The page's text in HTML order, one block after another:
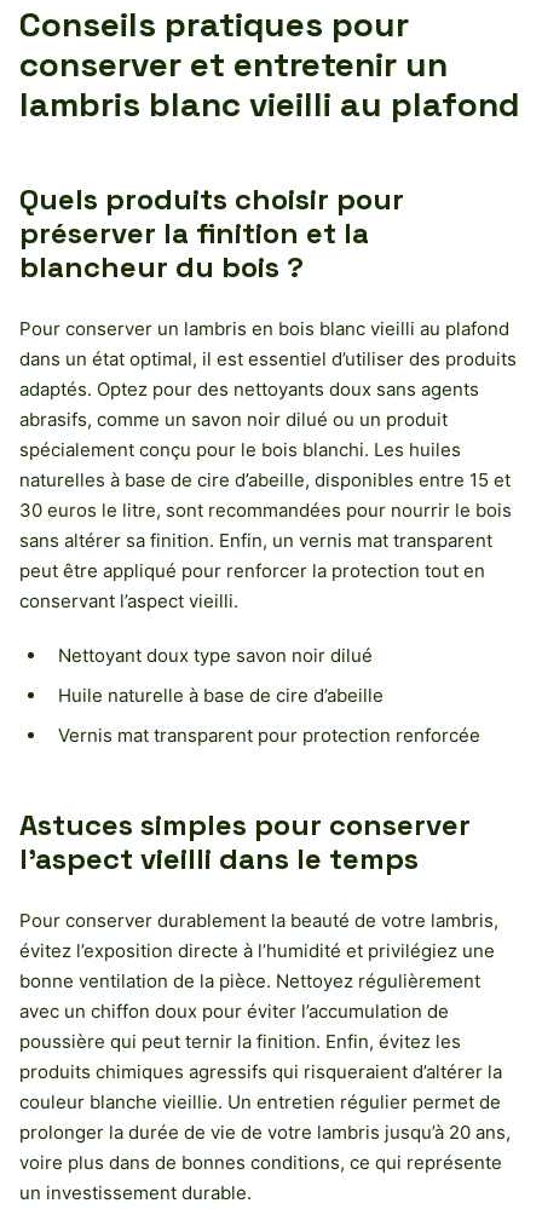
Conseils pratiques pour
conserver et entretenir un
lambris blanc vieilli au plafond
Quels produits choisir pour
préserver la finition et la
blancheur du bois ?
Pour conserver un lambris en bois blanc vieilli au plafond
dans un état optimal, il est essentiel d’utiliser des produits
adaptés. Optez pour des nettoyants doux sans agents
abrasifs, comme un savon noir dilué ou un produit
spécialement conçu pour le bois blanchi. Les huiles
naturelles à base de cire d’abeille, disponibles entre 15 et
30 euros le litre, sont recommandées pour nourrir le bois
sans altérer sa finition. Enfin, un vernis mat transparent
peut être appliqué pour renforcer la protection tout en
conservant l’aspect vieilli.
Nettoyant doux type savon noir dilué
Huile naturelle à base de cire d’abeille
Vernis mat transparent pour protection renforcée
Astuces simples pour conserver
l’aspect vieilli dans le temps
Pour conserver durablement la beauté de votre lambris,
évitez l’exposition directe à l’humidité et privilégiez une
bonne ventilation de la pièce. Nettoyez régulièrement
avec un chiffon doux pour éviter l’accumulation de
poussière qui peut ternir la finition. Enfin, évitez les
produits chimiques agressifs qui risqueraient d’altérer la
couleur blanche vieillie. Un entretien régulier permet de
prolonger la durée de vie de votre lambris jusqu’à 20 ans,
voire plus dans de bonnes conditions, ce qui représente
un investissement durable.